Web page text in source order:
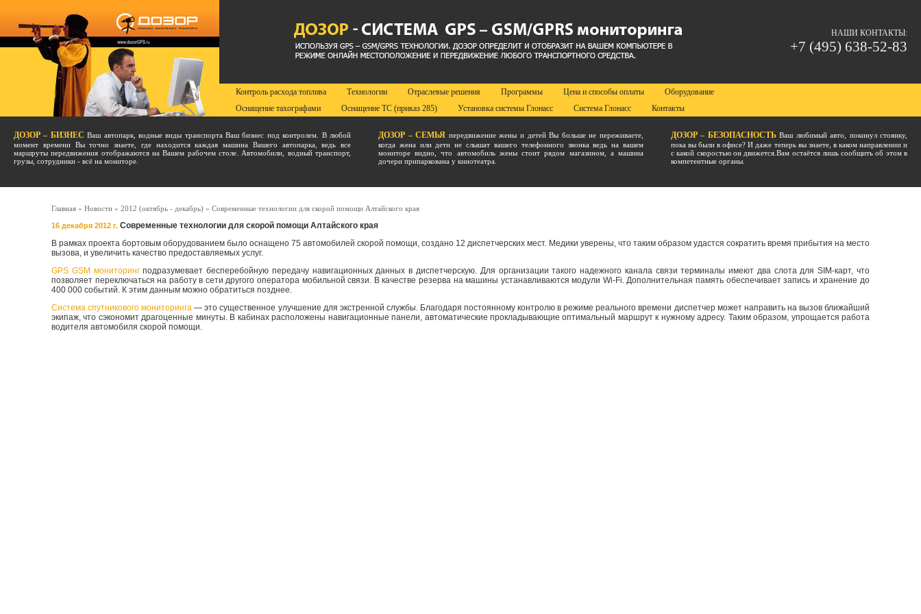
НАШИ КОНТАКТЫ:
+7 (495) 638-52-83
Контроль расхода топлива Технологии Отраслевые решения Программы Цена и способы оплаты
Оборудование
Оснащение тахографами
Оснащение ТС (приказ 285) Установка системы Глонасс Система Глонасс Контакты
ДОЗОР – БИЗНЕС Ваш автопарк, водные виды транспорта Ваш бизнес под контролем. В любой
момент времени Вы точно знаете, где находится каждая машина Вашего автопарка, ведь все
маршруты передвижения отображаются на Вашем рабочем столе. Автомобили, водный транспорт,
грузы, сотрудники - всё на мониторе.
ДОЗОР – СЕМЬЯ передвижение жены и детей Вы больше не переживаете,
когда жена или дети не слышат вашего телефонного звонка ведь на вашем
мониторе видно, что автомобиль жены стоит рядом магазином, а машина
дочери припаркована у кинотеатра.
ДОЗОР – БЕЗОПАСНОСТЬВаш любимый авто, покинул стоянку,
пока вы были в офисе? И даже теперь вы знаете, в каком направлении и
с какой скоростью он движется.Вам остаётся лишь сообщить об этом в
компетентные органы.
Главная » Новости » 2012 (октябрь - декабрь) » Современные технологии для скорой помощи Алтайского края
16 декабря 2012 г. Современные технологии для скорой помощи Алтайского края
В рамках проекта бортовым оборудованием было оснащено 75 автомобилей скорой помощи, создано 12 диспетчерских мест. Медики уверены, что таким образом удастся сократить время прибытия на место
вызова, и увеличить качество предоставляемых услуг.
GPS GSM мониторингподразумевает бесперебойную передачу навигационных данных в диспетчерскую. Для организации такого надежного канала связи терминалы имеют два слота для SIM-карт, что
позволяет переключаться на работу в сети другого оператора мобильной связи. В качестве резерва на машины устанавливаются модули Wi-Fi. Дополнительная память обеспечивает запись и хранение до
400 000 событий. К этим данным можно обратиться позднее.
Система спутникового мониторинга — это существенное улучшение для экстренной службы. Благодаря постоянному контролю в режиме реального времени диспетчер может направить на вызов ближайший
экипаж, что сэкономит драгоценные минуты. В кабинах расположены навигационные панели, автоматические прокладывающие оптимальный маршрут к нужному адресу. Таким образом, упрощается работа
водителя автомобиля скорой помощи.